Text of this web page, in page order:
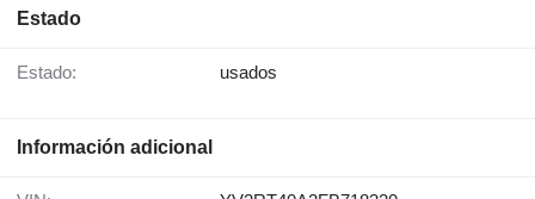
Estado
Estado: usados
Información adicional